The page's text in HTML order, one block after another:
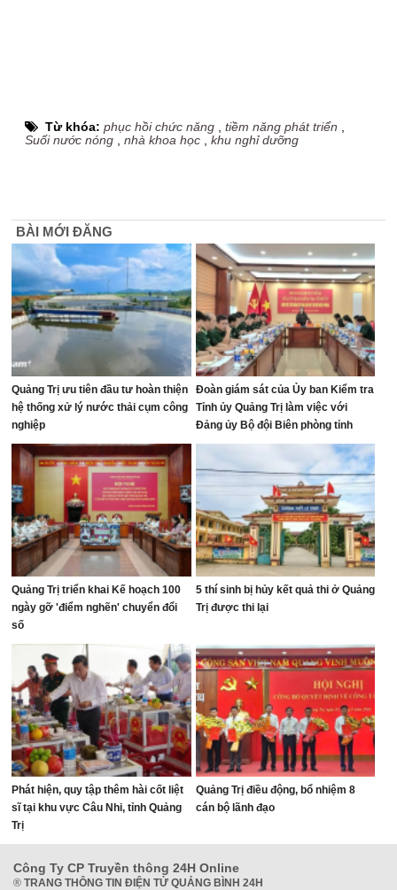
Từ khóa:phục hồi chức năng ,tiềm năng phát triển
Suối nước nóng ,nhà khoa học ,khu nghỉ dưỡng
BÀI MỚI ĐĂNG
Quảng Trị ưu tiên đầu tư hoàn thiện
hệ thống xử lý nước thải cụm công
nghiệp
Đoàn giám sát của Ủy ban Kiểm tra
Tỉnh ủy Quảng Trị làm việc với
Đảng ủy Bộ đội Biên phòng tỉnh
Quảng Trị triển khai Kế hoạch 100
ngày gỡ 'điểm nghẽn' chuyển đổi
số
5 thí sinh bị hủy kết quả thi ở Quảng
Trị được thi lại
Phát hiện, quy tập thêm hài cốt liệt
sĩ tại khu vực Câu Nhi, tỉnh Quảng
Trị
Quảng Trị điều động, bổ nhiệm 8
cán bộ lãnh đạo
Công Ty CP Truyền thông 24H Online
® TRANG THÔNG TIN ĐIỆN TỬ QUẢNG BÌNH 24H